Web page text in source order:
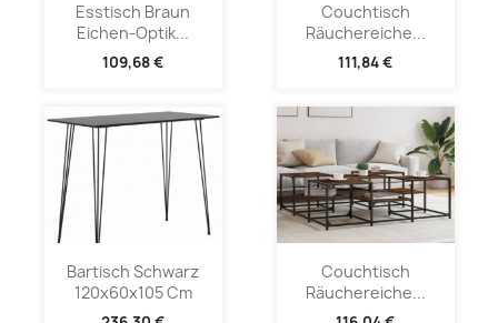
Esstisch Braun
Eichen-Optik...
109,68 €
Couchtisch
Räuchereiche...
111,84 €
Bartisch Schwarz
120x60x105 Cm
Couchtisch
Räuchereiche...